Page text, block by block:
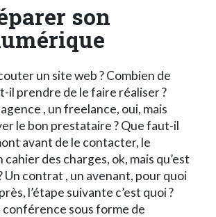
son
un site web ? Combien de
il prendre de le faire réaliser ?
, un freelance, oui, mais
le bon prestataire ? Que faut-il
avant de le contacter, le
des charges, ok, mais qu’est
Un contrat , un avenant, pour quoi
l’étape suivante c’est quoi ?
sous forme de